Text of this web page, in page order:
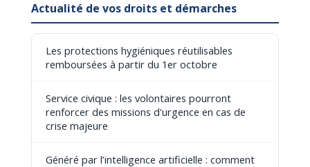
Actualité de vos droits et démarches
Les protections hygiéniques réutilisables
remboursées à partir du 1er octobre
Service civique : les volontaires pourront
renforcer des missions d'urgence en cas de
crise majeure
Généré par l’intelligence artificielle : comment